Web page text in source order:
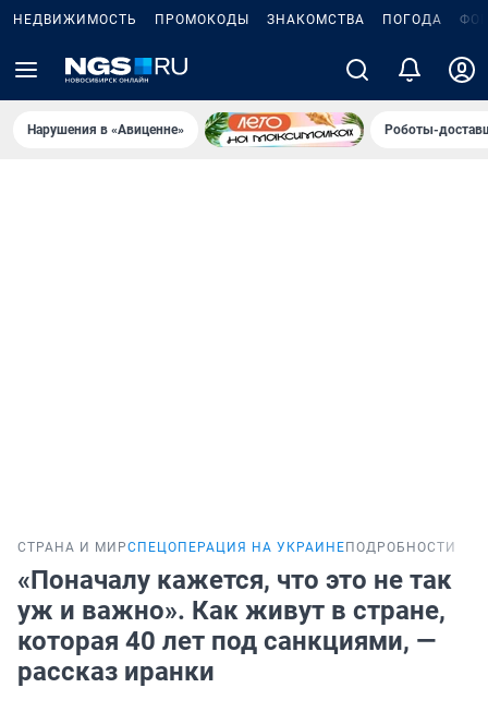
НЕДВИЖИМОСТЬ ПРОМОКОДЫ ЗНАКОМСТВА ПОГОДА
Нарушения в «Авиценне» Роботы-
СТРАНА И МИРСПЕЦОПЕРАЦИЯ НА УКРАИНЕ ПОДРОБНОСТИ
«Поначалу кажется, что это не так
уж и важно». Как живут в стране,
которая 40 лет под санкциями, —
рассказ иранки